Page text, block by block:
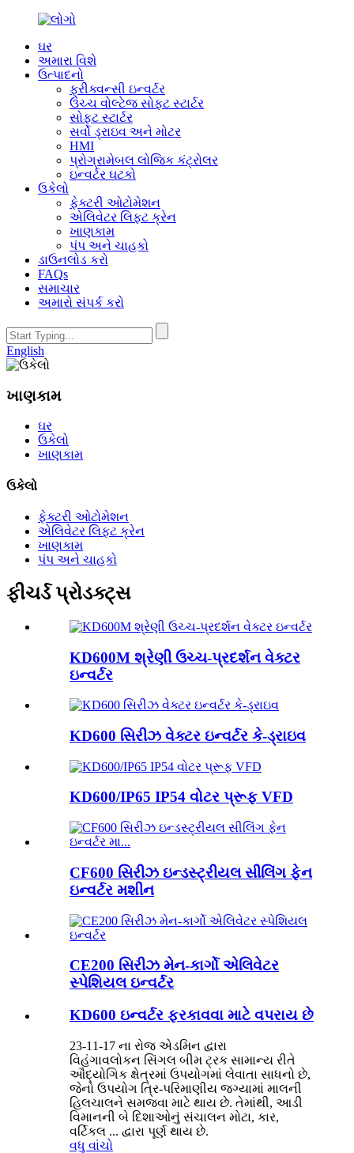
ઘર
અમારા વિશે
ઉત્પાદનો
ફ્રીક્વન્સી ઇન્વર્ટર
ઉચ્ચ વોલ્ટેજ સોફ્ટ સ્ટાર્ટર
સોફ્ટ સ્ટાર્ટર
સર્વો ડ્રાઇવ અને મોટર
HMI
પ્રોગ્રામેબલ લોજિક કંટ્રોલર
ઇન્વર્ટર ઘટકો
ઉકેલો
ફેક્ટરી ઓટોમેશન
એલિવેટર લિફ્ટ ક્રેન
ખાણકામ
પંપ અને ચાહકો
ડાઉનલોડ કરો
FAQs
સમાચાર
અમારો સંપર્ક કરો
English
ખાણકામ
ઘર
ઉકેલો
ખાણકામ
ઉકેલો
ફેક્ટરી ઓટોમેશન
એલિવેટર લિફ્ટ ક્રેન
ખાણકામ
પંપ અને ચાહકો
ફીચર્ડ પ્રોડક્ટ્સ
KD600M શ્રેણી ઉચ્ચ-પ્રદર્શન વેક્ટર
ઇન્વર્ટર
KD600 સિરીઝ વેક્ટર ઇન્વર્ટર કે-ડ્રાઇવ
KD600/IP65 IP54 વોટર પ્રૂફ VFD
CF600 સિરીઝ ઇન્ડસ્ટ્રીયલ સીલિંગ ફેન
ઇન્વર્ટર મશીન
CE200 સિરીઝ મેન-કાર્ગો એલિવેટર
સ્પેશિયલ ઇન્વર્ટર
KD600 ઇન્વર્ટર ફરકાવવા માટે વપરાય છે
23-11-17 ના રોજ એડમિન દ્વારા
વિહંગાવલોકન સિંગલ બીમ ટ્રક સામાન્ય રીતે
ઔદ્યોગિક ક્ષેત્રમાં ઉપયોગમાં લેવાતા સાધનો છે,
જેનો ઉપયોગ ત્રિ-પરિમાણીય જગ્યામાં માલની
હિલચાલને સમજવા માટે થાય છે. તેમાંથી, આડી
વિમાનની બે દિશાઓનું સંચાલન મોટા, કાર,
વર્ટિકલ ... દ્વારા પૂર્ણ થાય છે.
વધુ વાંચો